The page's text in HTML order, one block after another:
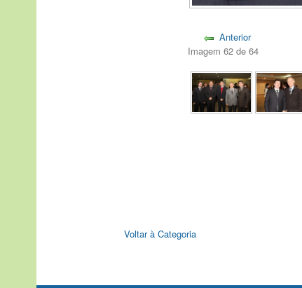
Anterior
Imagem 62 de 64
Voltar à Categoria